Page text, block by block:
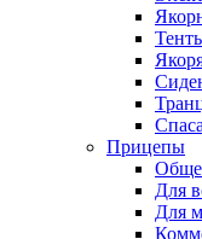
Прицепы
Для
Для